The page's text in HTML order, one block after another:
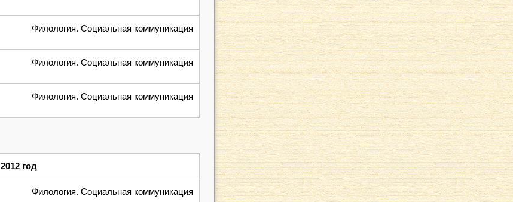
Филология. Социальная коммуникация
Филология. Социальная коммуникация
Филология. Социальная коммуникация
2012 год
Филология. Социальная коммуникация